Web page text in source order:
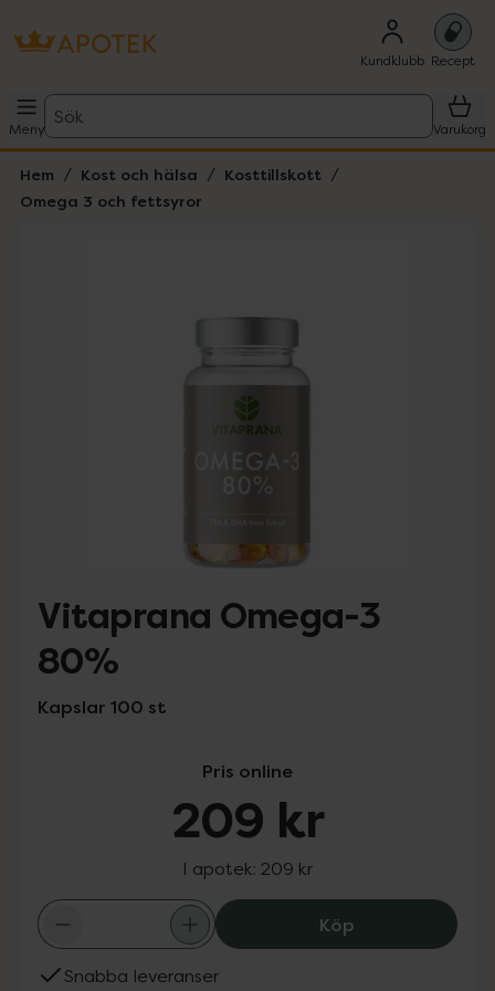
Kundklubb Recept
Meny
Sök
Varukorg
Hem Kost och hälsa
Kosttillskott
Omega 3 och fettsyror
Vitaprana Omega-3
80%
Kapslar 100 st
Pris online
209 kr
I apotek: 209 kr
KöpVitaprana
Snabba leveranser